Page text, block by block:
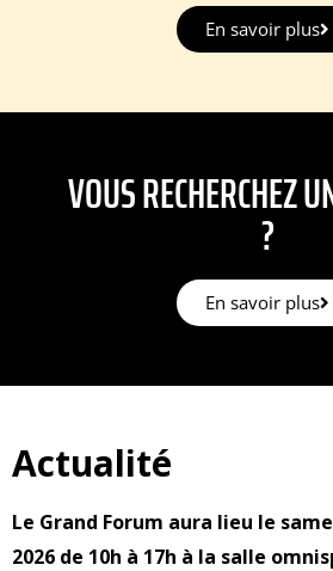
En savoir plus
VOUS RECHERCHEZ
?
En savoir plus
Actualité
Le Grand Forum aura lieu le
2026 de 10h à 17h à la salle